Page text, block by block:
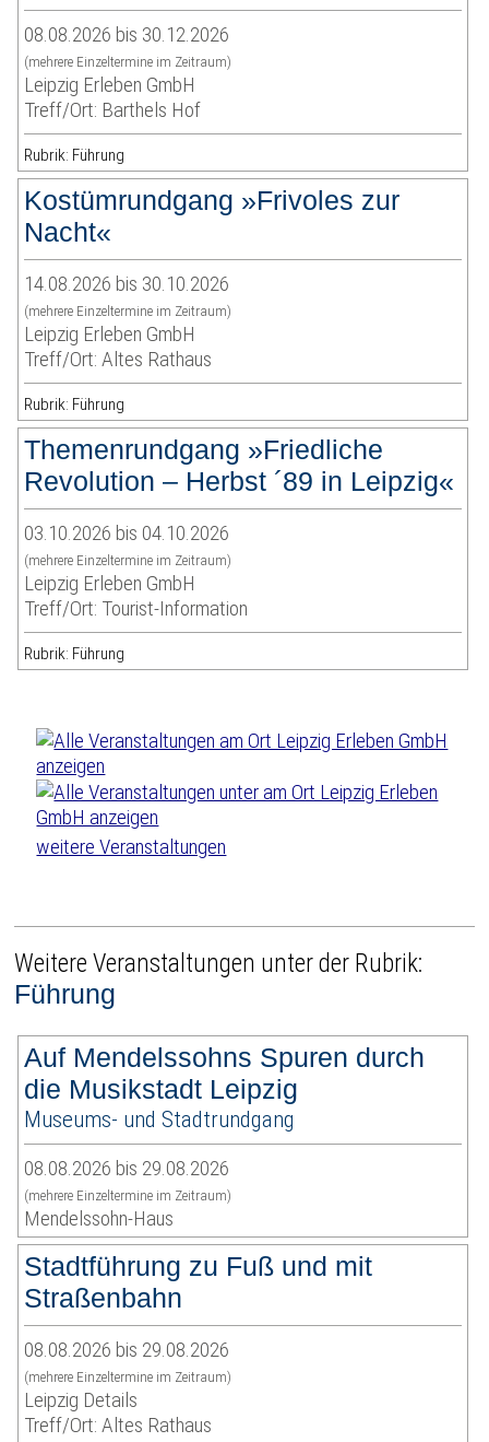
08.08.2026 bis 30.12.2026
(mehrere Einzeltermine im Zeitraum)
Leipzig Erleben GmbH
Treff/Ort: Barthels Hof
Rubrik: Führung
Kostümrundgang »Frivoles zur
Nacht«
14.08.2026 bis 30.10.2026
(mehrere Einzeltermine im Zeitraum)
Leipzig Erleben GmbH
Treff/Ort: Altes Rathaus
Rubrik: Führung
Themenrundgang »Friedliche
Revolution – Herbst ´89 in Leipzig«
03.10.2026 bis 04.10.2026
(mehrere Einzeltermine im Zeitraum)
Leipzig Erleben GmbH
Treff/Ort: Tourist-Information
Rubrik: Führung
weitere Veranstaltungen
Weitere Veranstaltungen unter der Rubrik:
Führung
Auf Mendelssohns Spuren durch
die Musikstadt Leipzig
Museums- und Stadtrundgang
08.08.2026 bis 29.08.2026
(mehrere Einzeltermine im Zeitraum)
Mendelssohn-Haus
Stadtführung zu Fuß und mit
Straßenbahn
08.08.2026 bis 29.08.2026
(mehrere Einzeltermine im Zeitraum)
Leipzig Details
Treff/Ort: Altes Rathaus